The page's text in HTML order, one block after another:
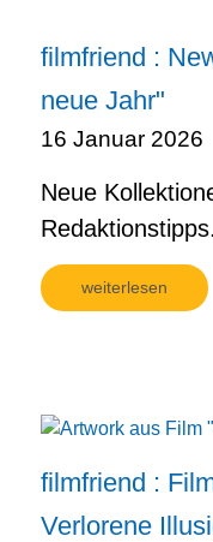
filmfriend :
neue Jahr"
16 Januar 2026
Neue
weiterlesen
filmfriend :
Verlorene